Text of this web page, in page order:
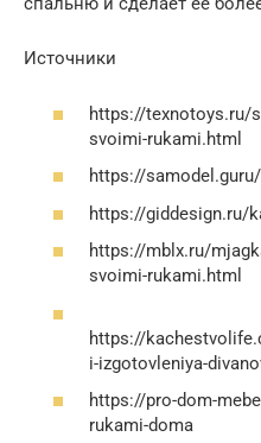
Источники
https://texnotoys.ru/
svoimi-rukami.html
https://
https://giddesign.ru/
https://mblx.ru/
svoimi-rukami.html
https://
i-izgotovleniya-
https://pro-dom-
rukami-doma